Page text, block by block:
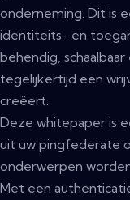
onderneming. Dit is
identiteits- en
behendig,
tegelijkertijd een
creëert.
Deze whitepaper is
uit uw pingfederate
onderwerpen
Met een